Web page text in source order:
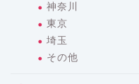
神奈川
東京
埼玉
その他